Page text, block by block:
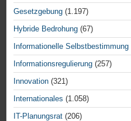
Gesetzgebung (1.197)
Hybride Bedrohung (67)
Informationelle Selbstbestimmung
Informationsregulierung (257)
Innovation (321)
Internationales (1.058)
IT-Planungsrat (206)